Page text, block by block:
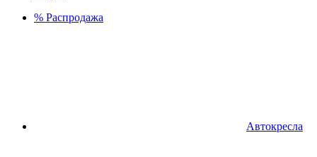
% Распродажа
Автокресла